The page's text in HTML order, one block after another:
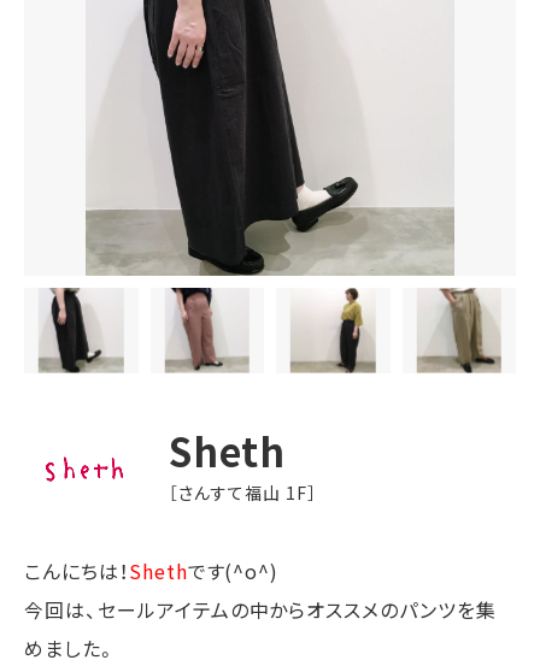
Sheth
［さんすて福山 1F］
こんにちは！Shethです(^o^)
今回は、セールアイテムの中からオススメのパンツを集
めました。